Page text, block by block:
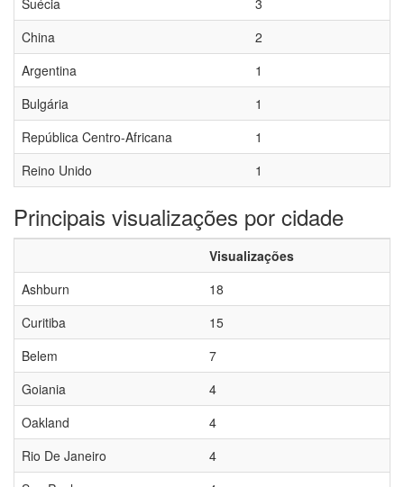
Suécia
3
China
2
Argentina
1
Bulgária
1
República Centro-Africana
1
Reino Unido
1
Principais visualizações por cidade
Visualizações
Ashburn
18
Curitiba
15
Belem
7
Goiania
4
Oakland
4
Rio De Janeiro
4